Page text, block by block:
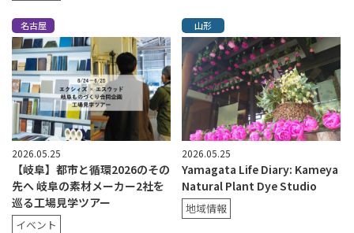
名古屋
2026.05.25
【岐阜】都市と循環2026のその
先へ 岐阜の素材メーカー2社を
巡る工場見学ツアー
イベント
山形
2026.05.25
Yamagata Life Diary: Kameya
Natural Plant Dye Studio
地域情報